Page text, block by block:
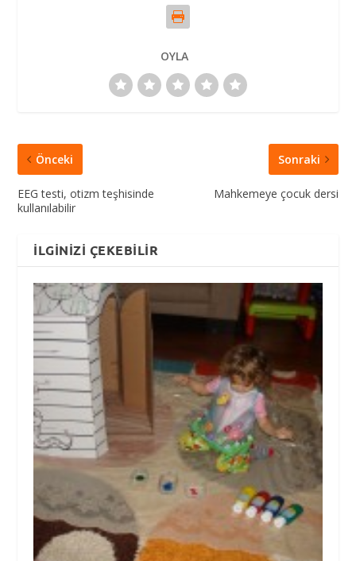
OYLA
Önceki
EEG testi, otizm teşhisinde
kullanılabilir
Sonraki
Mahkemeye çocuk dersi
İLGINIZI ÇEKEBILIR